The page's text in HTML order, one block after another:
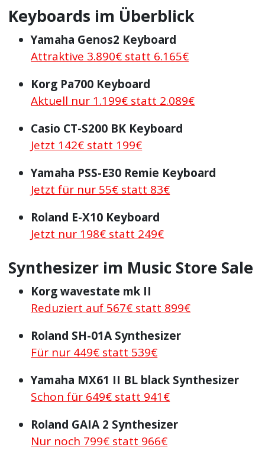
Keyboards im Überblick
Yamaha Genos2 Keyboard
Attraktive 3.890€ statt 6.165€
Korg Pa700 Keyboard
Aktuell nur 1.199€ statt 2.089€
Casio CT-S200 BK Keyboard
Jetzt 142€ statt 199€
Yamaha PSS-E30 Remie Keyboard
Jetzt für nur 55€ statt 83€
Roland E-X10 Keyboard
Jetzt nur 198€ statt 249€
Synthesizer im Music Store Sale
Korg wavestate mk II
Reduziert auf 567€ statt 899€
Roland SH-01A Synthesizer
Für nur 449€ statt 539€
Yamaha MX61 II BL black Synthesizer
Schon für 649€ statt 941€
Roland GAIA 2 Synthesizer
Nur noch 799€ statt 966€